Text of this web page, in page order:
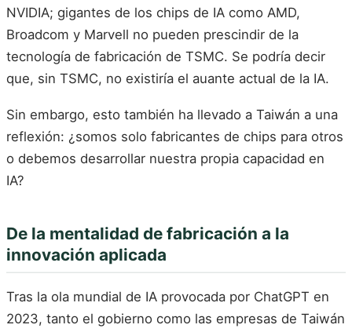
NVIDIA; gigantes de los chips de IA como AMD,
Broadcom y Marvell no pueden prescindir de la
tecnología de fabricación de TSMC. Se podría decir
que, sin TSMC, no existiría el auante actual de la IA.
Sin embargo, esto también ha llevado a Taiwán a una
reflexión: ¿somos solo fabricantes de chips para otros
o debemos desarrollar nuestra propia capacidad en
IA?
De la mentalidad de fabricación a la
innovación aplicada
Tras la ola mundial de IA provocada por ChatGPT en
2023, tanto el gobierno como las empresas de Taiwán